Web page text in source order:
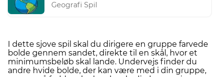
Geografi Spil
I dette sjove spil skal du dirigere en gruppe farvede
bolde gennem sandet, direkte til en skål, hvor et
minimumsbeløb skal lande. Undervejs finder du
andre hvide bolde, der kan være med i din gruppe,